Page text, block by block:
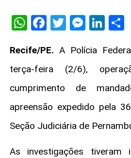
WhatsApp
Facebook
Twitter
Recife/PE. A Polícia
terça-feira (2/6),
cumprimento de
apreensão expedido pela
Seção Judiciária de
As investigações